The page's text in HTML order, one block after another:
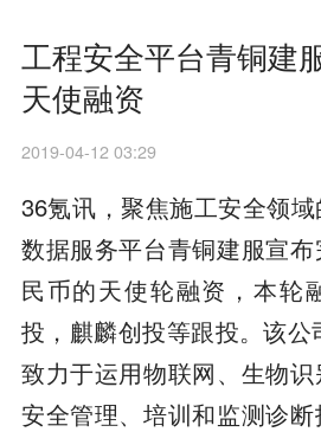
工程安全平台青铜建
天使融资
2019-04-12 03:29
36氪讯，聚焦施工安全领
数据服务平台青铜建服宣
民币的天使轮融资，本轮
投，麒麟创投等跟投。该公
致力于运用物联网、生物
安全管理、培训和监测诊